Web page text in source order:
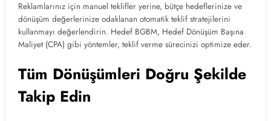
Reklamlarınız için manuel teklifler yerine, bütçe hedeflerinize ve
dönüşüm değerlerinize odaklanan otomatik teklif stratejilerini
kullanmayı değerlendirin. Hedef BGBM, Hedef Dönüşüm Başına
Maliyet (CPA) gibi yöntemler, teklif verme sürecinizi optimize eder.
Tüm Dönüşümleri Doğru Şekilde
Takip Edin